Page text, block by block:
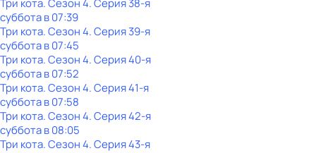
Три кота. Сезон 4. Серия 38-я
субботав07:39
Три кота. Сезон 4. Серия 39-я
субботав07:45
Три кота. Сезон 4. Серия 40-я
субботав07:52
Три кота. Сезон 4. Серия 41-я
субботав07:58
Три кота. Сезон 4. Серия 42-я
субботав08:05
Три кота. Сезон 4. Серия 43-я